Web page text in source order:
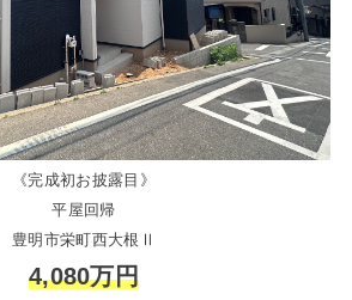
《完成初お披露目》
平屋回帰
豊明市栄町西大根Ⅱ
4,080万円